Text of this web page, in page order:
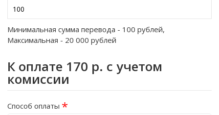
Минимальная сумма перевода - 100 рублей,
Максимальная - 20 000 рублей
К оплате 170 р. с учетом
комиссии
Способ оплаты *